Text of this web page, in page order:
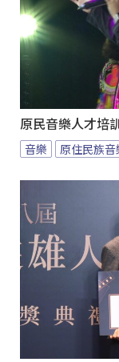
原民音樂人才培
音樂 原住民族